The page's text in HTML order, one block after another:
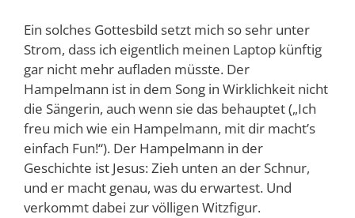
Ein solches Gottesbild setzt mich so sehr unter
Strom, dass ich eigentlich meinen Laptop künftig
gar nicht mehr aufladen müsste. Der
Hampelmann ist in dem Song in Wirklichkeit nicht
die Sängerin, auch wenn sie das behauptet („Ich
freu mich wie ein Hampelmann, mit dir macht’s
einfach Fun!“). Der Hampelmann in der
Geschichte ist Jesus: Zieh unten an der Schnur,
und er macht genau, was du erwartest. Und
verkommt dabei zur völligen Witzfigur.